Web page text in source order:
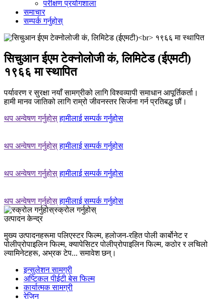
परीक्षण प्रयोगशाला
समाचार
सम्पर्क गर्नुहोस्
सिचुआन ईएम टेक्नोलोजी कं, लिमिटेड (ईएमटी)
१९६६ मा स्थापित
पर्यावरण र सुरक्षा नयाँ सामग्रीको लागि विश्वव्यापी समाधान आपूर्तिकर्ता।
हामी मानव जातिको लागि राम्रो जीवनस्तर सिर्जना गर्न प्रतिबद्ध छौं।
थप अन्वेषण गर्नुहोस् हामीलाई सम्पर्क गर्नुहोस
थप अन्वेषण गर्नुहोस् हामीलाई सम्पर्क गर्नुहोस
थप अन्वेषण गर्नुहोस् हामीलाई सम्पर्क गर्नुहोस
थप अन्वेषण गर्नुहोस् हामीलाई सम्पर्क गर्नुहोस
स्क्रोल गर्नुहोस्
उत्पादन केन्द्र
मुख्य उत्पादनहरूमा पलिएस्टर फिल्म, हलोजन-रहित पोली कार्बोनेट र
पोलीप्रोपाइलिन फिल्म, क्यापेसिटर पोलीप्रोपाइलिन फिल्म, कठोर र लचिलो
ल्यामिनेटहरू, अभ्रक टेप... समावेश छन्।
इन्सुलेशन सामग्री
अप्टिकल पीईटी बेस फिल्म
कार्यात्मक सामग्री
रेजिन